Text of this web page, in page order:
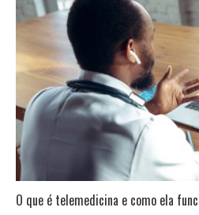
O que é telemedicina e como ela